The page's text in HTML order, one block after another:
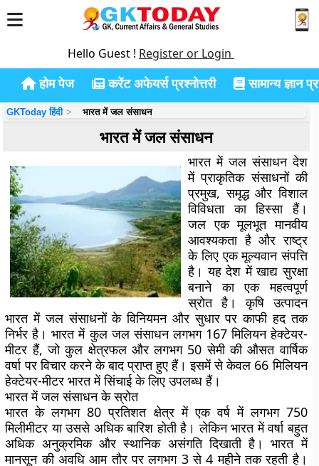
Hello Guest ! Register or Login
होम पेज करेंट अफेयर्स प्रश्नोत्तरी सामान्य ज्ञान
GKToday हिंदी भारत में जल संसाधन
भारत में जल संसाधन
भारत में जल संसाधन देश
में प्राकृतिक संसाधनों की
प्रमुख, समृद्ध और विशाल
विविधता का हिस्सा हैं।
जल एक मूलभूत मानवीय
आवश्यकता है और राष्ट्र
के लिए एक मूल्यवान संपत्ति
है। यह देश में खाद्य सुरक्षा
बनाने का एक महत्वपूर्ण
स्रोत है। कृषि उत्पादन
भारत में जल संसाधनों के विनियमन और सुधार पर काफी हद तक
निर्भर है। भारत में कुल जल संसाधन लगभग 167 मिलियन हेक्टेयर-
मीटर हैं, जो कुल क्षेत्रफल और लगभग 50 सेमी की औसत वार्षिक
वर्षा पर विचार करने के बाद प्राप्त हुए हैं। इसमें से केवल 66 मिलियन
हेक्टेयर-मीटर भारत में सिंचाई के लिए उपलब्ध हैं।
भारत में जल संसाधन के स्रोत
भारत के लगभग 80 प्रतिशत क्षेत्र में एक वर्ष में लगभग 750
मिलीमीटर या उससे अधिक बारिश होती है। लेकिन भारत में वर्षा बहुत
अधिक अनुक्रमिक और स्थानिक असंगति दिखाती है। भारत में
मानसून की अवधि आम तौर पर लगभग 3 से 4 महीने तक रहती है।